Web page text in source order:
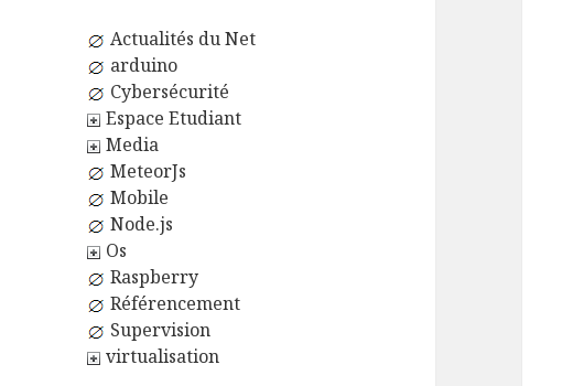
Actualités du Net
arduino
Cybersécurité
Espace Etudiant
Media
MeteorJs
Mobile
Node.js
Os
Raspberry
Référencement
Supervision
virtualisation